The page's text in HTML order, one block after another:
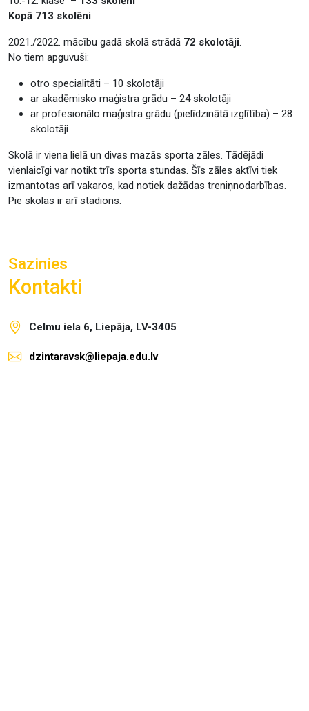
Kopā 713 skolēni
2021./2022. mācību gadā skolā strādā 72 skolotāji.
No tiem apguvuši:
otro specialitāti – 10 skolotāji
ar akadēmisko maģistra grādu – 24 skolotāji
ar profesionālo maģistra grādu (pielīdzinātā izglītība) – 28
skolotāji
Skolā ir viena lielā un divas mazās sporta zāles. Tādējādi
vienlaicīgi var notikt trīs sporta stundas. Šīs zāles aktīvi tiek
izmantotas arī vakaros, kad notiek dažādas treniņnodarbības.
Pie skolas ir arī stadions.
Sazinies
Kontakti
Celmu iela 6, Liepāja, LV-3405
dzintaravsk@liepaja.edu.lv